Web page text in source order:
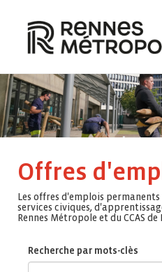
Offres
Les offres d'emplois permanents
services civiques,
Rennes Métropole et du CCAS de
Recherche par mots-clès